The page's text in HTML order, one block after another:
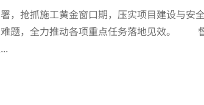
抢抓施工黄金窗口期，压实项目建设与安
题，全力推动各项重点任务落地见效。